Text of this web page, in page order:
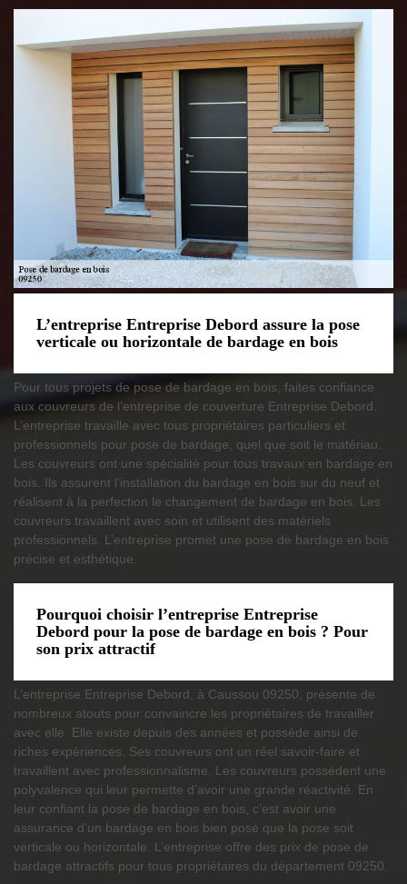
L’entreprise Entreprise Debord assure la pose
verticale ou horizontale de bardage en bois
Pour tous projets de pose de bardage en bois, faites confiance
aux couvreurs de l’entreprise de couverture Entreprise Debord.
L’entreprise travaille avec tous propriétaires particuliers et
professionnels pour pose de bardage, quel que soit le matériau.
Les couvreurs ont une spécialité pour tous travaux en bardage en
bois. Ils assurent l’installation du bardage en bois sur du neuf et
réalisent à la perfection le changement de bardage en bois. Les
couvreurs travaillent avec soin et utilisent des matériels
professionnels. L’entreprise promet une pose de bardage en bois
précise et esthétique.
Pourquoi choisir l’entreprise Entreprise
Debord pour la pose de bardage en bois ? Pour
son prix attractif
L’entreprise Entreprise Debord, à Caussou 09250, présente de
nombreux atouts pour convaincre les propriétaires de travailler
avec elle. Elle existe depuis des années et possède ainsi de
riches expériences. Ses couvreurs ont un réel savoir-faire et
travaillent avec professionnalisme. Les couvreurs possèdent une
polyvalence qui leur permette d’avoir une grande réactivité. En
leur confiant la pose de bardage en bois, c’est avoir une
assurance d’un bardage en bois bien posé que la pose soit
verticale ou horizontale. L’entreprise offre des prix de pose de
bardage attractifs pour tous propriétaires du département 09250.